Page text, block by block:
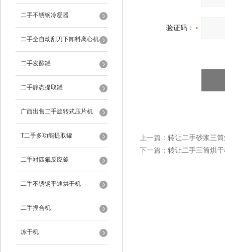
二手不锈钢冷凝器
二手全自动刮刀下卸料离心机
二手发酵罐
二手静态提取罐
广西出售二手旋转式压片机
T二手多功能提取罐
二手衬四氟反应釜
二手不锈钢平通烘干机
二手捏合机
冻干机
验证码：
上一篇： 转让二手砂浆三
下一篇： 转让二手三筒烘